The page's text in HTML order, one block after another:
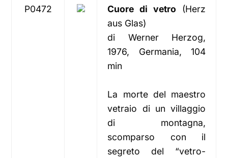
P0472 Cuore di vetro (Herz
aus Glas)
di Werner Herzog,
1976, Germania, 104
min
La morte del maestro
vetraio di un villaggio
di montagna,
scomparso con il
segreto del “vetro-